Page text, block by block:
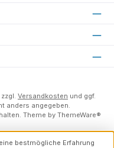
Versandkosten und ggf.
anders angegeben.
Theme by ThemeWare®
bestmögliche Erfahrung